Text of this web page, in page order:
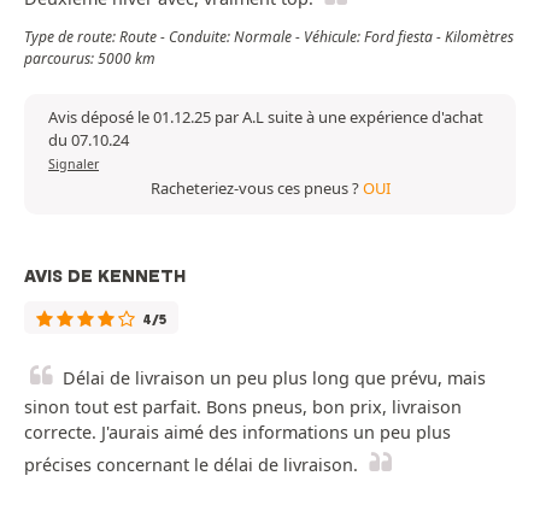
Type de route: Route - Conduite: Normale - Véhicule: Ford fiesta - Kilomètres
parcourus: 5000 km
Avis déposé le 01.12.25 par A.L suite à une expérience d'achat
du 07.10.24
Signaler
Racheteriez-vous ces pneus ?OUI
AVIS DE KENNETH
4/5
Délai de livraison un peu plus long que prévu, mais
sinon tout est parfait. Bons pneus, bon prix, livraison
correcte. J'aurais aimé des informations un peu plus
précises concernant le délai de livraison.